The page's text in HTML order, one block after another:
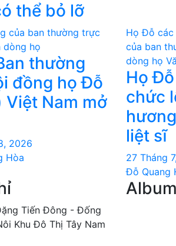
thể bỏ lỡ
của ban thường trực
dòng họ
thường
đồng họ Đỗ
Việt Nam mở
2026
Hòa
Họ Đỗ các
của ban
dòng họ
Họ
chức
liệt sĩ
27 Tháng
Đỗ Quang
Tiến Đông - Đống
Khu Đô Thị Tây Nam